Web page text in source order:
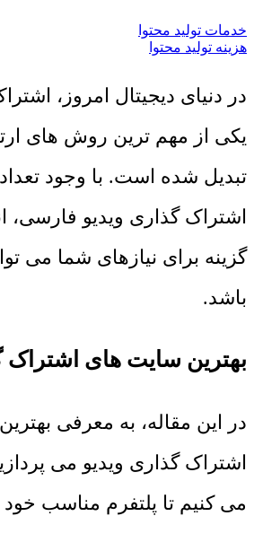
خدمات تولید محتوا
هزینه تولید محتوا
در دنیای دیجیتال امروز،
یکی از مهم ترین روش های
تبدیل شده است. با وجود تعداد
اشتراک گذاری ویدیو فارسی،
گزینه برای نیازهای شما می
باشد.
بهترین سایت های اشتراک
در این مقاله، به معرفی
اشتراک گذاری ویدیو می
می کنیم تا پلتفرم مناسب خود